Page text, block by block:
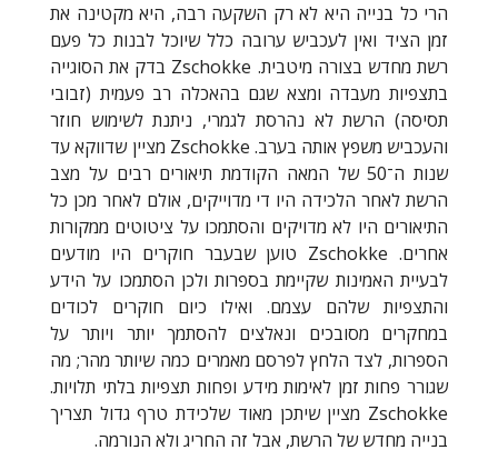
הרי כל בנייה היא לא רק השקעה רבה, היא מקטינה את
זמן הציד ואין לעכביש ערובה כלל שיוכל לבנות כל פעם
רשת מחדש בצורה מיטבית. Zschokke בדק את הסוגייה
בתצפיות מעבדה ומצא שגם בהאכלה רב פעמית (זבובי
תסיסה) הרשת לא נהרסת לגמרי, ניתנת לשימוש חוזר
והעכביש משפץ אותה בערב. Zschokke מציין שדווקא עד
שנות ה־50 של המאה הקודמת תיאורים רבים על מצב
הרשת לאחר הלכידה היו די מדוייקים, אולם לאחר מכן כל
התיאורים היו לא מדויקים והסתמכו על ציטוטים ממקורות
אחרים. Zschokke טוען שבעבר חוקרים היו מודעים
לבעיית האמינות שקיימת בספרות ולכן הסתמכו על הידע
והתצפיות שלהם עצמם. ואילו כיום חוקרים לכודים
במחקרים מסובכים ונאלצים להסתמך יותר ויותר על
הספרות, לצד הלחץ לפרסם מאמרים כמה שיותר מהר; מה
שגורר פחות זמן לאימות מידע ופחות תצפיות בלתי תלויות.
Zschokke מציין שיתכן מאוד שלכידת טרף גדול תצריך
בנייה מחדש של הרשת, אבל זה החריג ולא הנורמה.